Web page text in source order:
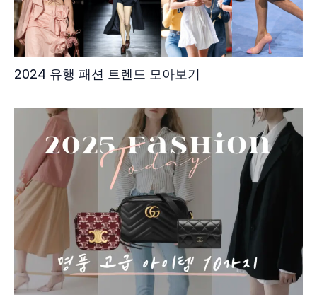
2024 유행 패션 트렌드 모아보기